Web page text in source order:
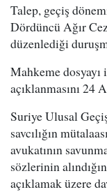
Talep, geçiş
Dördüncü Ağır
düzenlediği
Mahkeme dosyayı
açıklanmasını 24
Suriye Ulusal
savcılığın
avukatının
sözlerinin
açıklamak üzere